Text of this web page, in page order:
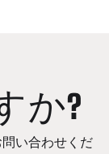
か?
い合わせくだ